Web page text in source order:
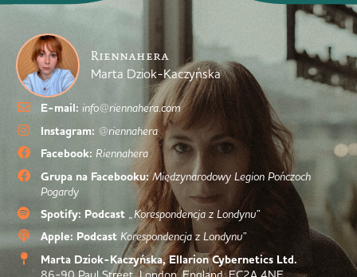
Riennahera
Marta Dziok-Kaczyńska
E-mail: info@riennahera.com
Instagram: @riennahera
Facebook: Riennahera
Grupa na Facebooku: Międzynarodowy Legion Pończoch
Pogardy
Spotify: Podcast „Korespondencja z Londynu”
Apple: Podcast Korespondencja z Londynu”
Marta Dziok-Kaczyńska, Ellarion Cybernetics Ltd.